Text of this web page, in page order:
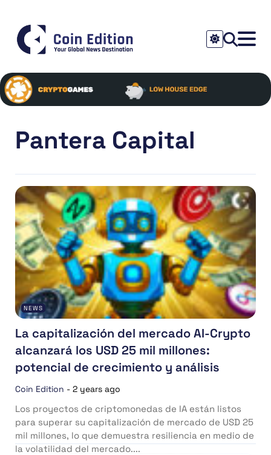
Pantera Capital
NEWS
La capitalización del mercado AI-Crypto
alcanzará los USD 25 mil millones:
potencial de crecimiento y análisis
Coin Edition - 2 years ago
Los proyectos de criptomonedas de IA están listos
para superar su capitalización de mercado de USD 25
mil millones, lo que demuestra resiliencia en medio de
la volatilidad del mercado....